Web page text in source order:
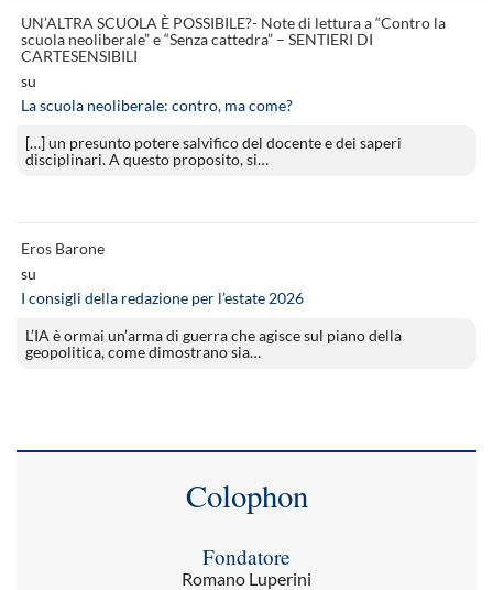
UN’ALTRA SCUOLA È POSSIBILE?- Note di lettura a “Contro la
scuola neoliberale” e “Senza cattedra” – SENTIERI DI
CARTESENSIBILI
su
La scuola neoliberale: contro, ma come?
[…] un presunto potere salvifico del docente e dei saperi
disciplinari. A questo proposito, si…
Eros Barone
su
I consigli della redazione per l’estate 2026
L’IA è ormai un’arma di guerra che agisce sul piano della
geopolitica, come dimostrano sia…
Colophon
Fondatore
Romano Luperini